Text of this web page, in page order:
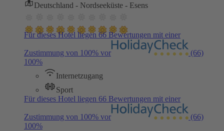
Deutschland - Nordseeküste - Esens
Für dieses Hotel liegen 66 Bewertungen mit einer
Zustimmung von 100% vor
(66)
100%
Internetzugang
Sport
Für dieses Hotel liegen 66 Bewertungen mit einer
Zustimmung von 100% vor
(66)
100%